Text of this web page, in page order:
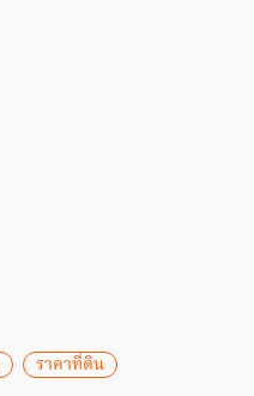
ราคาที่ดิน